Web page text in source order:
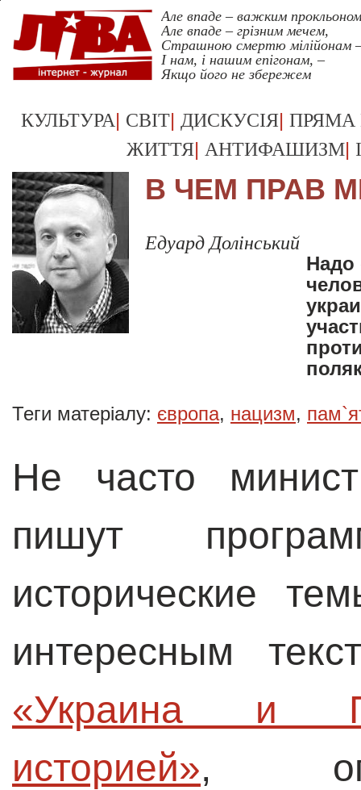
Але впаде – важким
Але впаде – грізним мечем,
Страшною смертю мілійонам
І нам, і нашим епігонам, –
Якщо його не збережем
КУЛЬТУРА| СВІТ| ДИСКУСІЯ| ПРЯМА
ЖИТТЯ| АНТИФАШИЗМ|
В ЧЕМ ПРАВ
Едуард Долінський
Надо
Теги матеріалу: європа, нацизм,
Не часто
пишут
исторические
интересным
«Украина и
историей»,